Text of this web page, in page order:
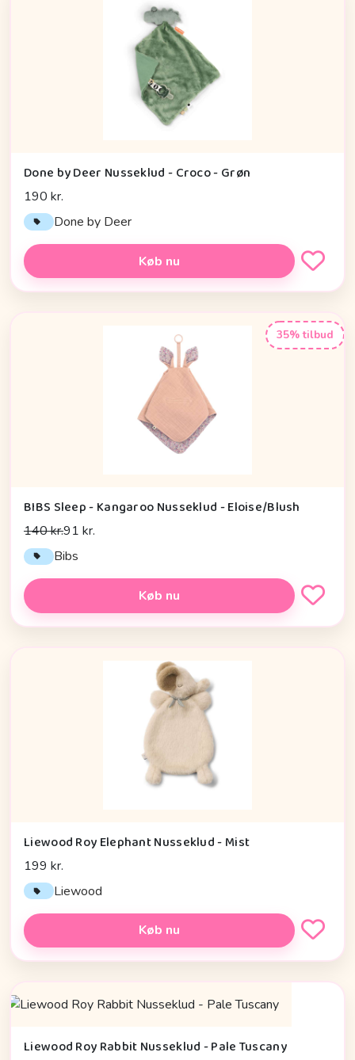
Done by Deer Nusseklud - Croco - Grøn
190 kr.
Done by Deer
Køb nu
35% tilbud
BIBS Sleep - Kangaroo Nusseklud - Eloise/Blush
140 kr.91 kr.
Bibs
Køb nu
Liewood Roy Elephant Nusseklud - Mist
199 kr.
Liewood
Køb nu
Liewood Roy Rabbit Nusseklud - Pale Tuscany